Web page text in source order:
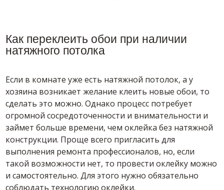
Как переклеить обои при наличии
натяжного потолка
Если в комнате уже есть натяжной потолок, а у
хозяина возникает желание клеить новые обои, то
сделать это можно. Однако процесс потребует
огромной сосредоточенности и внимательности и
займет больше времени, чем оклейка без натяжной
конструкции. Проще всего пригласить для
выполнения ремонта профессионалов, но, если
такой возможности нет, то провести оклейку можно
и самостоятельно. Для этого нужно обязательно
соблюдать технологию оклейки.